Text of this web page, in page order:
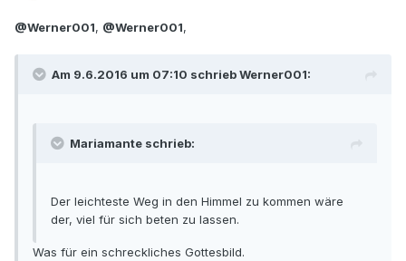
@Werner001, @Werner001,
Am 9.6.2016 um 07:10 schrieb Werner001:
Mariamante schrieb:
Der leichteste Weg in den Himmel zu kommen wäre
der, viel für sich beten zu lassen.
Was für ein schreckliches Gottesbild.